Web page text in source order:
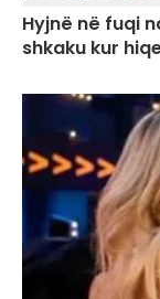
Hyjnë në fuqi
shkaku kur